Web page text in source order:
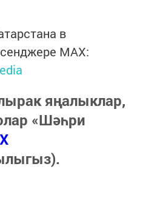
в
MАХ:
яңалыклар,
«Шәһри